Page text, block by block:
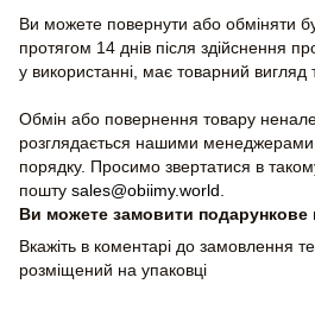
Ви можете повернути або обміняти
протягом 14 днів після здійснення
у використанні, має товарний вигляд
Обмін або повернення товару
розглядається нашими менеджерами
порядку. Просимо звертатися в
пошту sales@obiimy.world
Ви можете замовити подарункове
Вкажіть в коментарі до замовлення
розміщений на упаковці